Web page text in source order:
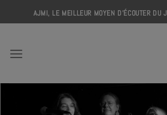
to
AJMI, LE MEILLEUR MOYEN D'ÉCOUTER DU